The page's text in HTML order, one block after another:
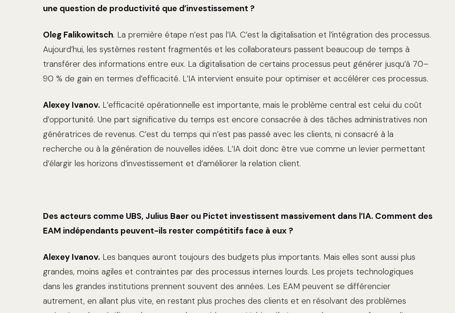
une question de productivité que d’investissement ?
Oleg Falikowitsch. La première étape n’est pas l’IA. C’est la digitalisation et l’intégration des processus.
Aujourd’hui, les systèmes restent fragmentés et les collaborateurs passent beaucoup de temps à
transférer des informations entre eux. La digitalisation de certains processus peut générer jusqu’à 70–
90 % de gain en termes d’efficacité. L’IA intervient ensuite pour optimiser et accélérer ces processus.
Alexey Ivanov. L’efficacité opérationnelle est importante, mais le problème central est celui du coût
d’opportunité. Une part significative du temps est encore consacrée à des tâches administratives non
génératrices de revenus. C’est du temps qui n’est pas passé avec les clients, ni consacré à la
recherche ou à la génération de nouvelles idées. L’IA doit donc être vue comme un levier permettant
d’élargir les horizons d’investissement et d’améliorer la relation client.
Des acteurs comme UBS, Julius Baer ou Pictet investissent massivement dans l’IA. Comment des
EAM indépendants peuvent-ils rester compétitifs face à eux ?
Alexey Ivanov. Les banques auront toujours des budgets plus importants. Mais elles sont aussi plus
grandes, moins agiles et contraintes par des processus internes lourds. Les projets technologiques
dans les grandes institutions prennent souvent des années. Les EAM peuvent se différencier
autrement, en allant plus vite, en restant plus proches des clients et en résolvant des problèmes